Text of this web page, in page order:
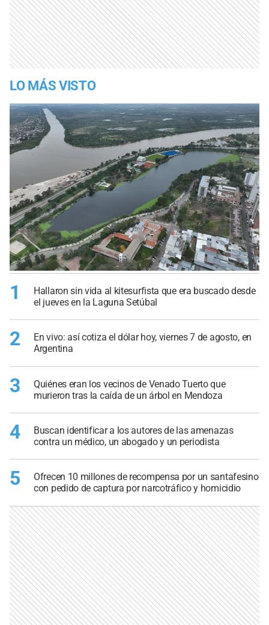
LO MÁS VISTO
1
Hallaron sin vida al kitesurfista que era buscado desde
el jueves en la Laguna Setúbal
2
En vivo: así cotiza el dólar hoy, viernes 7 de agosto, en
Argentina
3
Quiénes eran los vecinos de Venado Tuerto que
murieron tras la caída de un árbol en Mendoza
4
Buscan identificar a los autores de las amenazas
contra un médico, un abogado y un periodista
5
Ofrecen 10 millones de recompensa por un santafesino
con pedido de captura por narcotráfico y homicidio